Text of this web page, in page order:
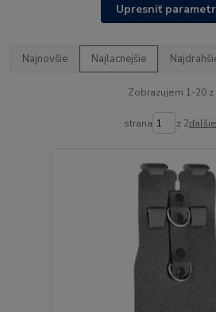
Upresniť
Najnovšie Najlacnejšie
Zobrazujem 1-20 z
strana z 2ďalšie